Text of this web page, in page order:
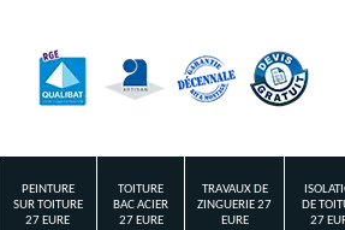
PEINTURE
SUR TOITURE
27 EURE
TOITURE
BAC ACIER
27 EURE
TRAVAUX DE
ZINGUERIE 27
EURE
DE
27